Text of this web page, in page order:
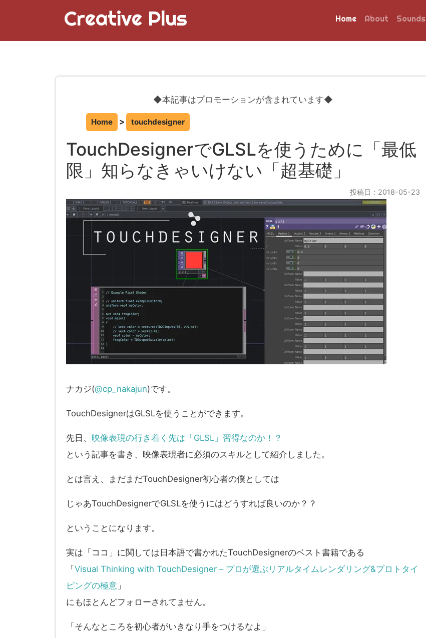
Creative Plus Home About Sounds
◆本記事はプロモーションが含まれています◆
Home touchdesigner
TouchDesignerでGLSLを使うために「最低
限」知らなきゃいけない「超基礎」
投稿日：2018-05-23
ナカジ(@cp_nakajun)です。
TouchDesignerはGLSLを使うことができます。
先日、 映像表現の行き着く先は「GLSL」習得なのか！？
という記事を書き、映像表現者に必須のスキルとして紹介しました。
とは言え、まだまだTouchDesigner初心者の僕としては
じゃあTouchDesignerでGLSLを使うにはどうすれば良いのか？？
ということになります。
実は「ココ」に関しては日本語で書かれたTouchDesignerのベスト書籍である
「 Visual Thinking with TouchDesigner – プロが選ぶリアルタイムレンダリング&プロトタイ
ピングの極意 」
にもほとんどフォローされてません。
「そんなところを初心者がいきなり手をつけるなよ」